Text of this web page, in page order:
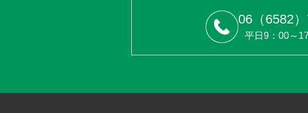
06（6582
平日9：00～